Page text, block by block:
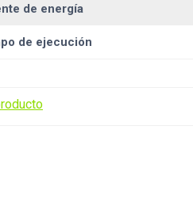
de energía
de ejecución